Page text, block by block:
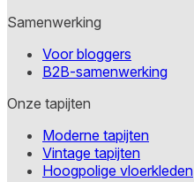
Samenwerking
Voor bloggers
B2B-samenwerking
Onze tapijten
Moderne tapijten
Vintage tapijten
Hoogpolige vloerkleden